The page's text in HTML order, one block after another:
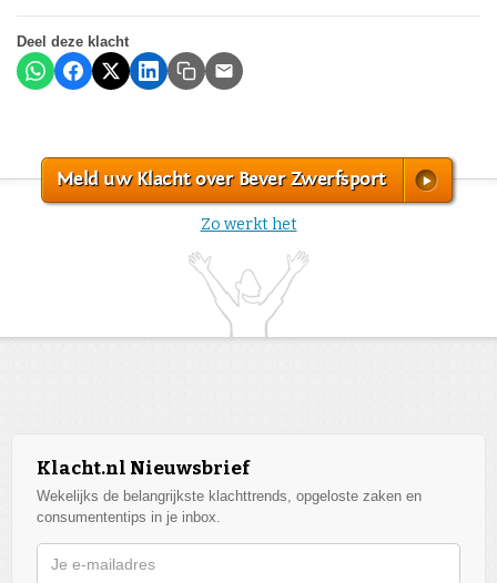
Deel deze klacht
Meld uw Klacht over Bever Zwerfsport
Zo werkt het
Klacht.nl Nieuwsbrief
Wekelijks de belangrijkste klachttrends, opgeloste zaken en
consumententips in je inbox.